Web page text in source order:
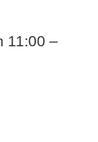
11:00 –